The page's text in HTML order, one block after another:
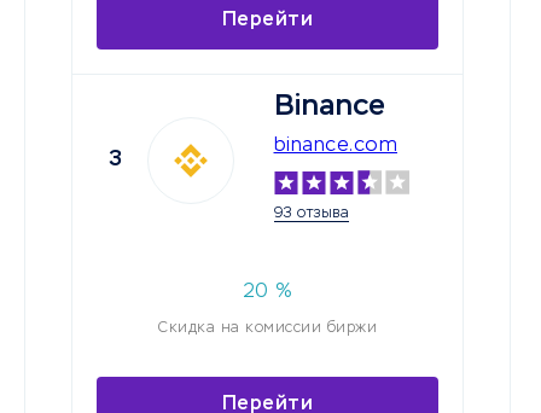
Перейти
3
Binance
binance.com
93 отзыва
20 %
Скидка на комиссии биржи
Перейти